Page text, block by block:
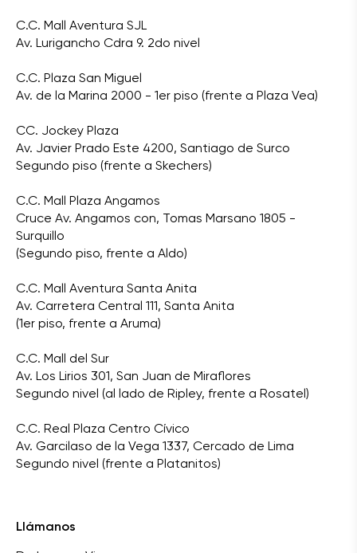
C.C. Mall Aventura SJL
Av. Lurigancho Cdra 9. 2do nivel
C.C. Plaza San Miguel
Av. de la Marina 2000 - 1er piso (frente a Plaza Vea)
CC. Jockey Plaza
Av. Javier Prado Este 4200, Santiago de Surco
Segundo piso (frente a Skechers)
C.C. Mall Plaza Angamos
Cruce Av. Angamos con, Tomas Marsano 1805 -
Surquillo
(Segundo piso, frente a Aldo)
C.C. Mall Aventura Santa Anita
Av. Carretera Central 111, Santa Anita
(1er piso, frente a Aruma)
C.C. Mall del Sur
Av. Los Lirios 301, San Juan de Miraflores
Segundo nivel (al lado de Ripley, frente a Rosatel)
C.C. Real Plaza Centro Cívico
Av. Garcilaso de la Vega 1337, Cercado de Lima
Segundo nivel (frente a Platanitos)
Llámanos